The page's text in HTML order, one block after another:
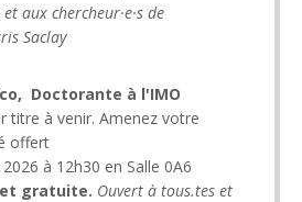
et aux chercheur·e·s de
Saclay
Doctorante à l'IMO
titre à venir. Amenez votre
offert
à 12h30 en Salle 0A6
gratuite. Ouvert à tous.tes et